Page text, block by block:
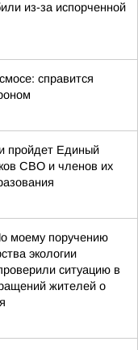
из-за испорченной
справится
пройдет Единый
СВО и членов их
моему поручению
экологии
ситуацию в
жителей о